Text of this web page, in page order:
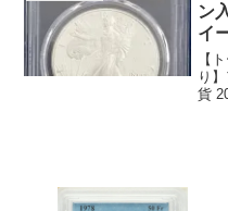
ン
イ
【
り
貨